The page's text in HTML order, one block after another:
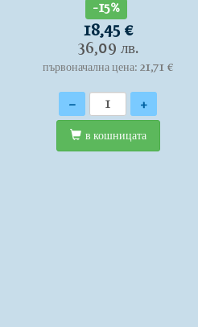
-15%
18,45 €
36,09 лв.
първоначална цена: 21,71 €
Количество
- +
в кошницата